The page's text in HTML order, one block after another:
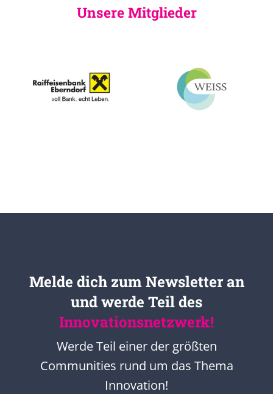
Unsere Mitglieder
Melde dich zum Newsletter an
und werde Teil des
Innovationsnetzwerk!
Werde Teil einer der größten
Communities rund um das Thema
Innovation!